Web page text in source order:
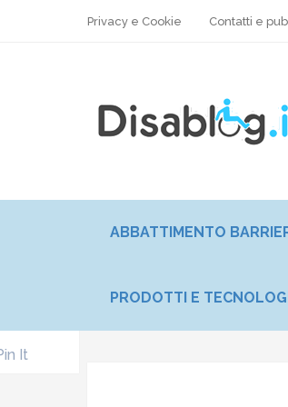
Privacy e Cookie Contatti e
ABBATTIMENTO
PRODOTTI E
It